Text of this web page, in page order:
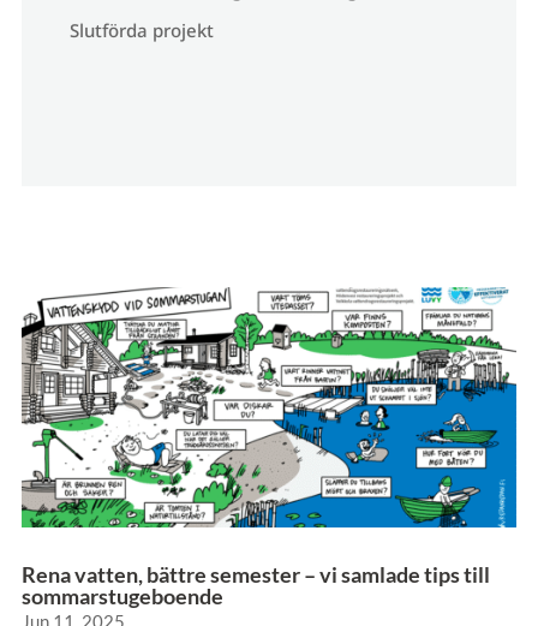
Slutförda projekt
Rena vatten, bättre semester – vi samlade tips till
sommarstugeboende
Jun 11, 2025